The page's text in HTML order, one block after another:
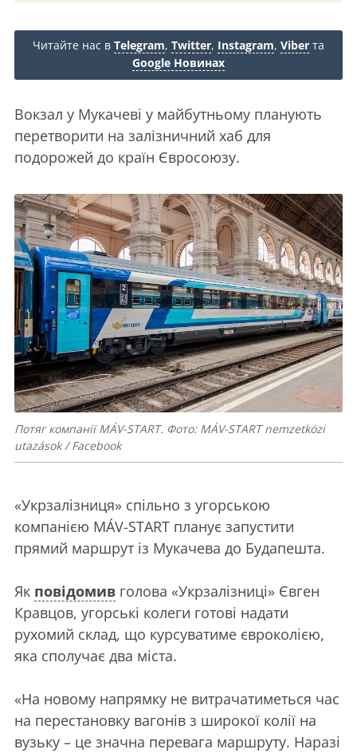
Читайте нас в Telegram, Twitter, Instagram, Viber та
Google Новинах
Вокзал у Мукачеві у майбутньому планують
перетворити на залізничний хаб для
подорожей до країн Євросоюзу.
Потяг компанії MÁV-START. Фото: MÁV-START nemzetközi
utazások / Facebook
«Укрзалізниця» спільно з угорською
компанією MÁV-START планує запустити
прямий маршрут із Мукачева до Будапешта.
Як повідомив голова «Укрзалізниці» Євген
Кравцов, угорські колеги готові надати
рухомий склад, що курсуватиме євроколією,
яка сполучає два міста.
«На новому напрямку не витрачатиметься час
на перестановку вагонів з широкої колії на
вузьку – це значна перевага маршруту. Наразі